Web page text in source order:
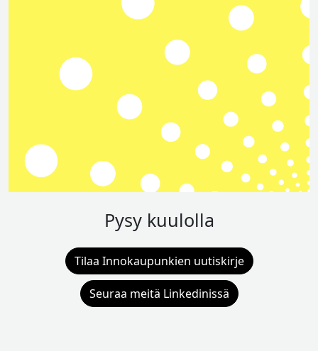
Pysy kuulolla
Tilaa Innokaupunkien uutiskirje
Seuraa meitä Linkedinissä